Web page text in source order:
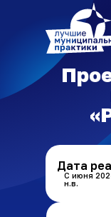
Дата
С июня
н.в.